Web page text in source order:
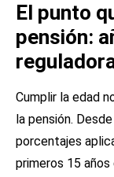
El punto
pensión:
Cumplir la edad
la pensión.
porcentajes
primeros 15